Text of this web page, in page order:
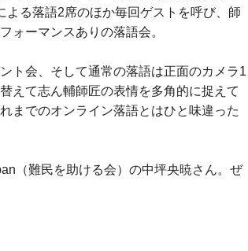
よる落語2席のほか毎回ゲストを呼び、師
ォーマンスありの落語会。
ト会、そして通常の落語は正面のカメラ1
えて志ん輔師匠の表情を多角的に捉えて
までのオンライン落語とはひと味違った
（難民を助ける会）の中坪央暁さん。ぜ